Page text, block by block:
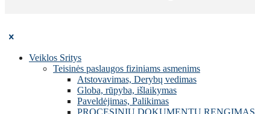
Veiklos Sritys
Teisinės paslaugos fiziniams asmenims
Atstovavimas, Derybų vedimas
Globa, rūpyba, išlaikymas
Paveldėjimas, Palikimas
PROCESINIŲ DOKUMENTŲ RENGIMAS